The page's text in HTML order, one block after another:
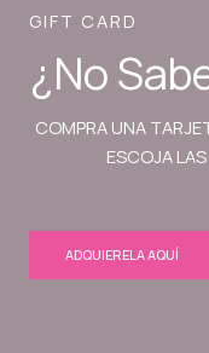
GIFT CARD
¿No
COMPRA UNA
ESCOJA
ADQUIERELA AQUÍ